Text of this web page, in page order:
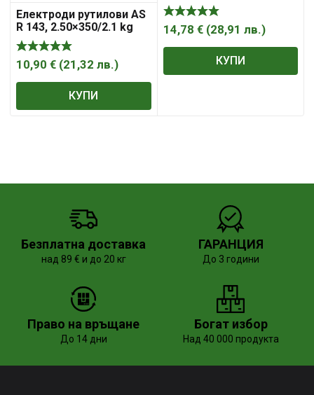
Електроди рутилови AS
R 143, 2.50×350/2.1 kg
ASKAYNAK
10,90 € (21,32 лв.)
КУПИ
14,78 € (28,91 лв.)
КУПИ
Безплатна доставка
над 89 € и до 20 кг
ГАРАНЦИЯ
До 3 години
Право на връщане
До 14 дни
Богат избор
Над 40 000 продукта